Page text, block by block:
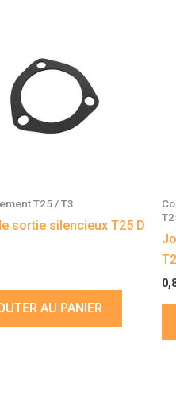
T25 / T3
sortie silencieux T25 D
AU PANIER